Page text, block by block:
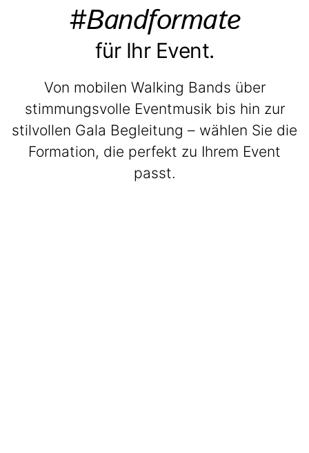
#Bandformate
für Ihr Event.
Von mobilen Walking Bands über
stimmungsvolle Eventmusik bis hin zur
stilvollen Gala Begleitung – wählen Sie die
Formation, die perfekt zu Ihrem Event
passt.